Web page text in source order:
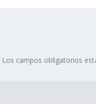
Los campos obligatorios